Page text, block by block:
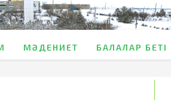
МӘДЕНИЕТ БАЛАЛАР БЕТІ